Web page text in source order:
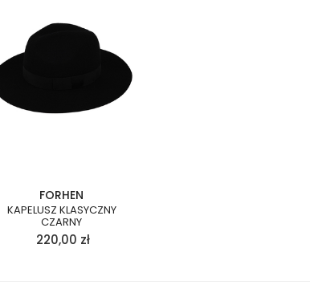
FORHEN
KAPELUSZ KLASYCZNY
CZARNY
220,00 zł